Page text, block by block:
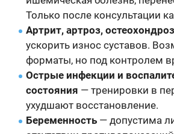
Только после консультации
Артрит, артроз, остеохондроз
ускорить износ суставов.
форматы, но под контролем
Острые инфекции и
состояния — тренировки в
ухудшают восстановление.
Беременность — допустима